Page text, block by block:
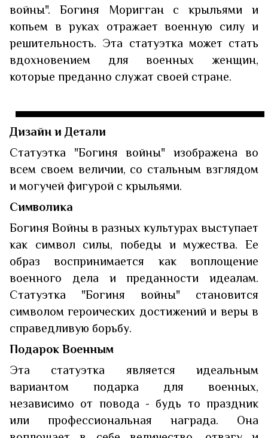
войны". Богиня Моригган с крыльями и
копьем в руках отражает военную силу и
решительность. Эта статуэтка может стать
вдохновением для военных женщин,
которые преданно служат своей стране.
Дизайн и Детали
Статуэтка "Богиня войны" изображена во
всем своем величии, со стальным взглядом
и могучей фигурой с крыльями.
Символика
Богиня Войны в разных культурах выступает
как символ силы, победы и мужества. Ее
образ воспринимается как воплощение
военного дела и преданности идеалам.
Статуэтка "Богиня войны" становится
символом героических достижений и веры в
справедливую борьбу.
Подарок Военным
Эта статуэтка является идеальным
вариантом подарка для военных,
независимо от повода - будь то праздник
или профессиональная награда. Она